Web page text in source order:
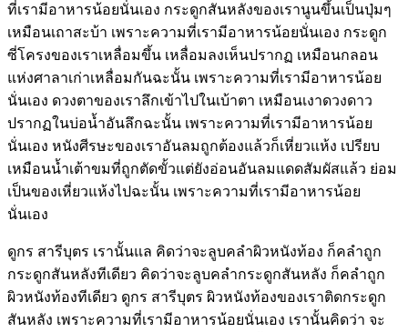
ที่เรามีอาหารน้อยนั่นเอง กระดูกสันหลังของเรานูนขึ้นเป็นปุ่มๆ
เหมือนเถาสะบ้า เพราะความที่เรามีอาหารน้อยนั่นเอง กระดูก
ซี่โครงของเราเหลื่อมขึ้น เหลื่อมลงเห็นปรากฏ เหมือนกลอน
แห่งศาลาเก่าเหลื่อมกันฉะนั้น เพราะความที่เรามีอาหารน้อย
นั่นเอง ดวงตาของเราลึกเข้าไปในเบ้าตา เหมือนเงาดวงดาว
ปรากฏในบ่อน้ำอันลึกฉะนั้น เพราะความที่เรามีอาหารน้อย
นั่นเอง หนังศีรษะของเราอันลมถูกต้องแล้วก็เหี่ยวแห้ง เปรียบ
เหมือนน้ำเต้าขมที่ถูกตัดขั้วแต่ยังอ่อนอันลมแดดสัมผัสแล้ว ย่อม
เป็นของเหี่ยวแห้งไปฉะนั้น เพราะความที่เรามีอาหารน้อย
นั่นเอง
ดูกร สารีบุตร เรานั้นแล คิดว่าจะลูบคลำผิวหนังท้อง ก็คลำถูก
กระดูกสันหลังทีเดียว คิดว่าจะลูบคลำกระดูกสันหลัง ก็คลำถูก
ผิวหนังท้องทีเดียว ดูกร สารีบุตร ผิวหนังท้องของเราติดกระดูก
สันหลัง เพราะความที่เรามีอาหารน้อยนั่นเอง เรานั้นคิดว่า จะ